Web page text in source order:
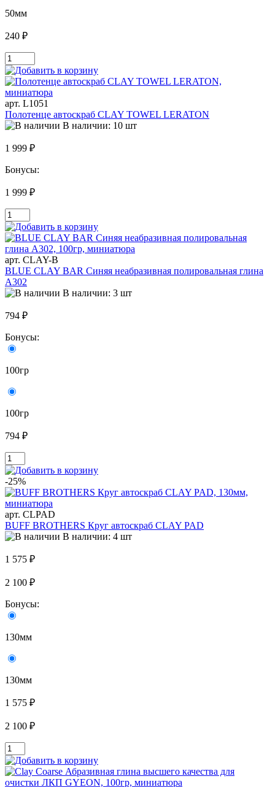
50мм
240 ₽
арт. L1051
Полотенце автоскраб CLAY TOWEL LERATON
В наличии: 10 шт
1 999 ₽
Бонусы:
1 999 ₽
арт. CLAY-B
BLUE CLAY BAR Синяя неабразивная полировальная глина
A302
В наличии: 3 шт
794 ₽
Бонусы:
100гр
100гр
794 ₽
-25%
арт. CLPAD
BUFF BROTHERS Круг автоскраб CLAY PAD
В наличии: 4 шт
1 575 ₽
2 100 ₽
Бонусы:
130мм
130мм
1 575 ₽
2 100 ₽